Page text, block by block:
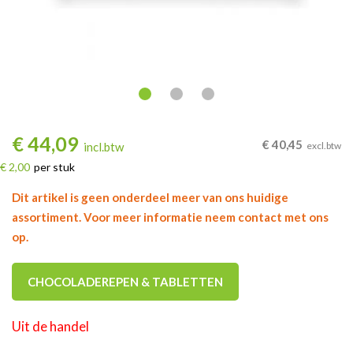
€44,09 incl.btw
€ 2,00 per stuk
€ 40,45 excl.btw
Dit artikel is geen onderdeel meer van ons huidige
assortiment. Voor meer informatie neem contact met ons
op.
CHOCOLADEREPEN & TABLETTEN
Uit de handel